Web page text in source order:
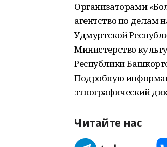
Организаторами
агентство по делам
Удмуртской
Министерство
Республики
Подробную
этнографический
Читайте нас